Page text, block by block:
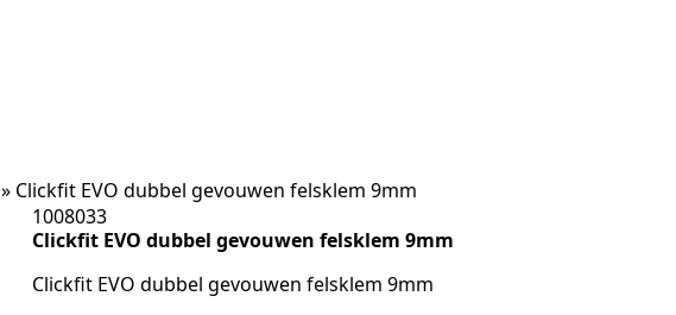
» Clickfit EVO dubbel gevouwen felsklem 9mm
1008033
Clickfit EVO dubbel gevouwen felsklem 9mm
Clickfit EVO dubbel gevouwen felsklem 9mm